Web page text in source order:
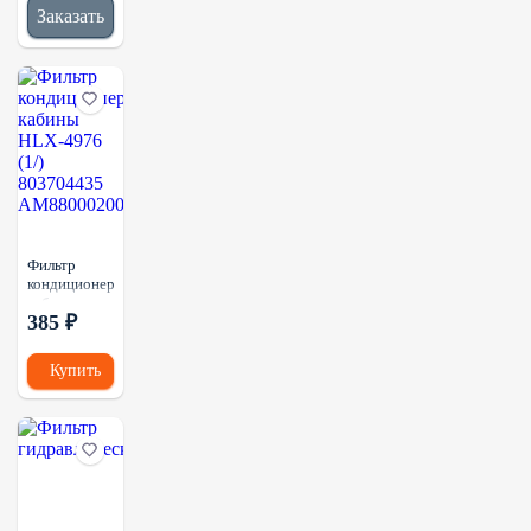
Заказать
Фильтр
кондиционера
кабины
HLX-4976
803704435
AM88000200A2
385 ₽
Купить